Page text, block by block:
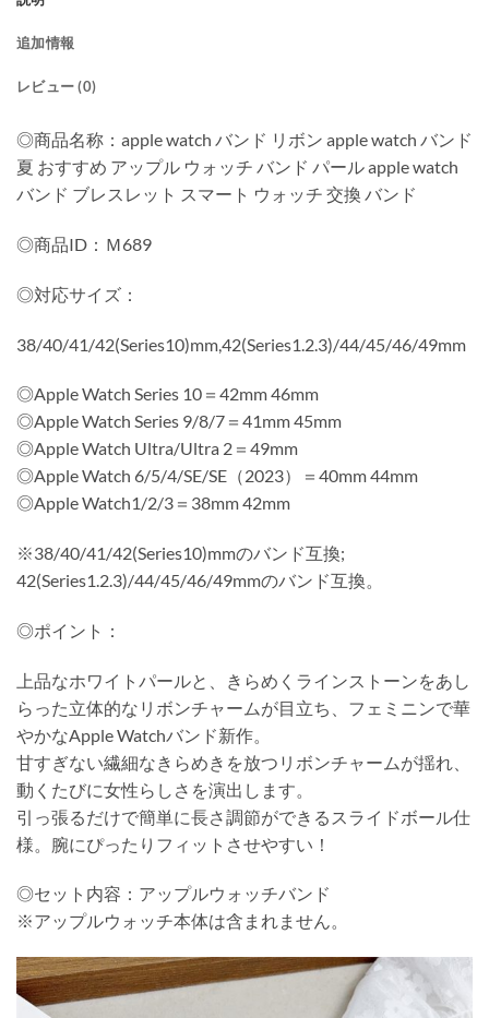
追加情報
レビュー (0)
◎商品名称：apple watch バンド リボン apple watch バンド
夏 おすすめ アップル ウォッチ バンド パール apple watch
バンド ブレスレット スマート ウォッチ 交換 バンド
◎商品ID：Ｍ689
◎対応サイズ：
38/40/41/42(Series10)mm,42(Series1.2.3)/44/45/46/49mm
◎Apple Watch Series 10＝42mm 46mm
◎Apple Watch Series 9/8/7＝41mm 45mm
◎Apple Watch Ultra/Ultra 2＝49mm
◎Apple Watch 6/5/4/SE/SE（2023）＝40mm 44mm
◎Apple Watch1/2/3＝38mm 42mm
※38/40/41/42(Series10)mmのバンド互換;
42(Series1.2.3)/44/45/46/49mmのバンド互換。
◎ポイント：
上品なホワイトパールと、きらめくラインストーンをあし
らった立体的なリボンチャームが目立ち、フェミニンで華
やかなApple Watchバンド新作。
甘すぎない繊細なきらめきを放つリボンチャームが揺れ、
動くたびに女性らしさを演出します。
引っ張るだけで簡単に長さ調節ができるスライドボール仕
様。腕にぴったりフィットさせやすい！
◎セット内容：アップルウォッチバンド
※アップルウォッチ本体は含まれません。